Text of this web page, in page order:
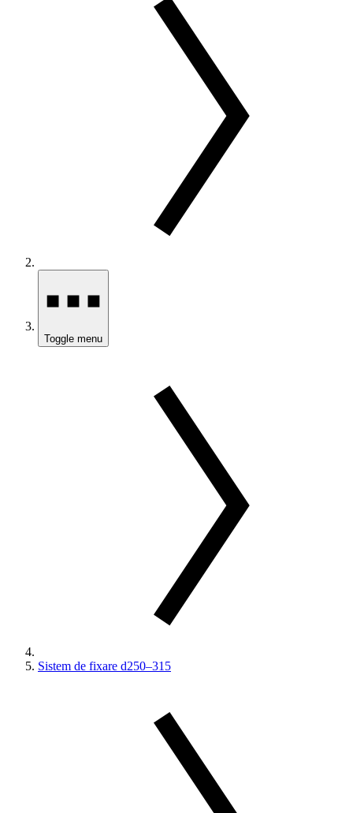
Toggle menu
Sistem de fixare d250–315